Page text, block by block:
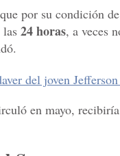
por su condición
las 24 horas, a veces
del joven
en mayo,